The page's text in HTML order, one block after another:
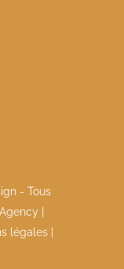
- Tous
légales